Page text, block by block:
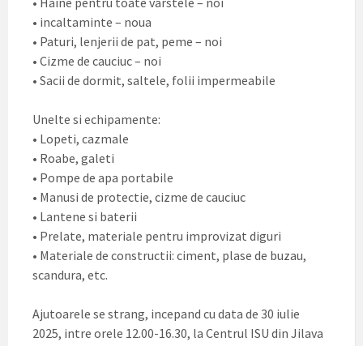
• incaltaminte – noua
• Paturi, lenjerii de pat, peme – noi
• Cizme de cauciuc – noi
• Sacii de dormit, saltele, folii impermeabile
Unelte si echipamente:
• Lopeti, cazmale
• Roabe, galeti
• Pompe de apa portabile
• Manusi de protectie, cizme de cauciuc
• Lantene si baterii
• Prelate, materiale pentru improvizat diguri
• Materiale de constructii: ciment, plase de buzau,
scandura, etc.
Ajutoarele se strang, incepand cu data de 30 iulie
2025, intre orele 12.00-16.30, la Centrul ISU din Jilava